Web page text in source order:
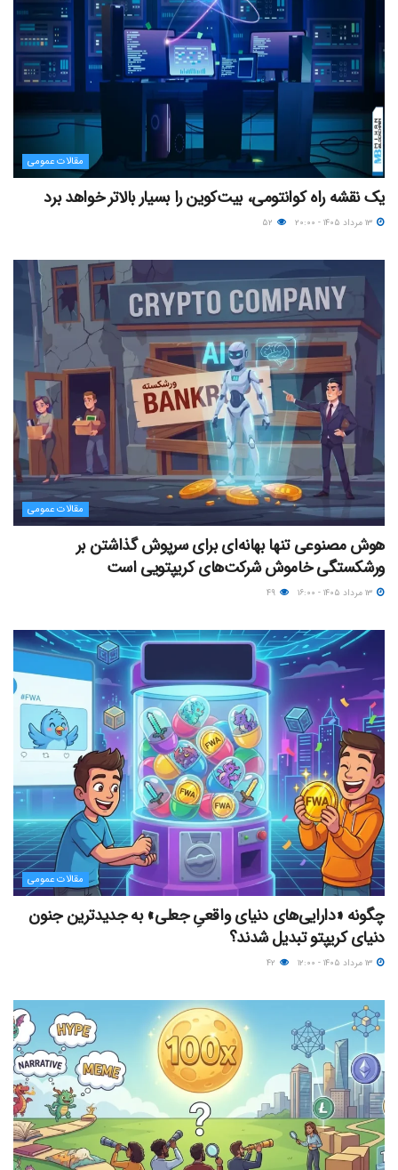
مقالات عمومی
یک نقشه راه کوانتومی، بیت‌کوین را بسیار بالاتر خواهد برد
مقالات عمومی
هوش مصنوعی تنها بهانه‌ای برای سرپوش گذاشتن بر
ورشکستگی خاموش شرکت‌های کریپتویی است
مقالات عمومی
چگونه «دارایی‌های دنیای واقعیِ جعلی» به جدیدترین جنون
دنیای کریپتو تبدیل شدند؟